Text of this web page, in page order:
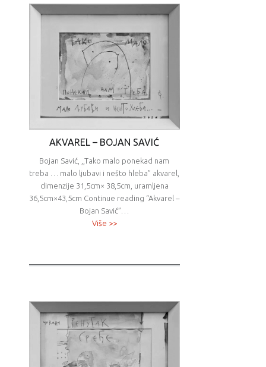
AKVAREL – BOJAN SAVIĆ
Bojan Savić, ,,Tako malo ponekad nam
treba … malo ljubavi i nešto hleba” akvarel,
dimenzije 31,5cm× 38,5cm, uramljena
36,5cm×43,5cm Continue reading “Akvarel –
Bojan Savić”…
Više >>